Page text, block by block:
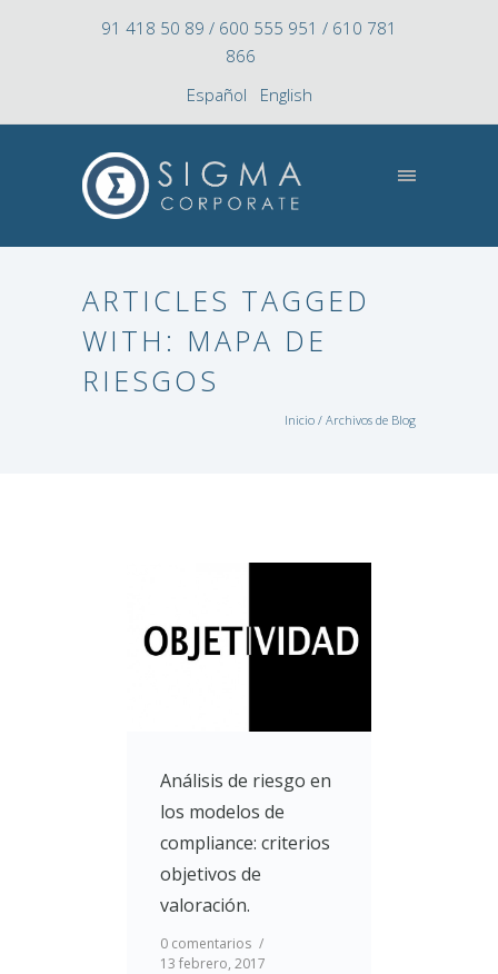
91 418 50 89 / 600 555 951 / 610 781
866
Español
English
ARTICLES TAGGED
WITH: MAPA DE
RIESGOS
Inicio / Archivos de Blog
Análisis de riesgo en
los modelos de
compliance: criterios
objetivos de
valoración.
0 comentarios /
13 febrero, 2017